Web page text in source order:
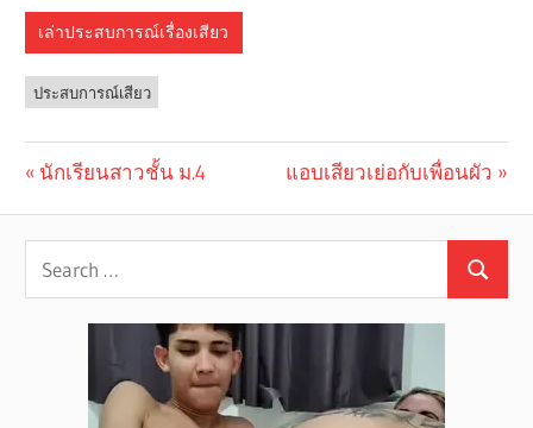
เล่าประสบการณ์เรื่องเสียว
ประสบการณ์เสียว
navigation
Previous
นักเรียนสาวชั้น ม.4
Next
แอบเสียวเย่อกับเพื่อนผัว